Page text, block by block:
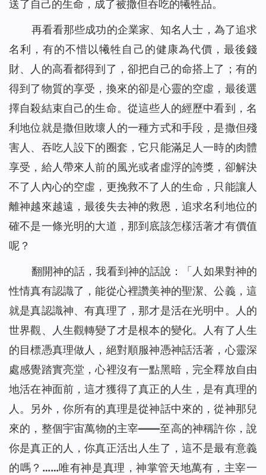
送了自己的生命，成了被撒但吞吃的犧牲品。
再看看那些成功的企業家、知名人士，為了追求
名利，有的不惜以犧牲自己的健康為代價，最後錢
財、人的高看都得到了，卻把自己的命搭上了；有的
得到了物質的享受，換來的卻是心靈的空虛，最後選
擇自殺結束自己的生命。從這些人的經歷中看到，名
利地位就是撒但敗壞人的一種方式和手段，是撒但殘
害人、吞吃人設下的圈套，它只能滿足人一時的肉體
享受，給人帶來人前的風光或者虛浮的誇獎，卻解決
不了人內心的空虛，更挽救不了人的生命，只能讓人
離神越來越遠，最後失去神的救恩，追求名利地位的
確不是一條光明的大道，那到底該怎樣活著才有價值
呢？
翻開神的話，我看到神的話說：「 人如果對神的
性情真有認識了，能從心裡讚美神的聖潔、公義，這
就是真認識神、有真理了，那才是活在光明中。人的
世界觀、人生觀轉變了才是根本的變化。人有了人生
的目標憑真理做人，絕對順服神憑神話活著，心靈深
處感覺踏實亮堂，心裡沒有一點黑暗，完全釋放自由
地活在神面前，這才獲得了真正的人生，是有真理的
人。另外，你所有的真理是從神話中來的，從神那兒
來的，整個宇宙萬物的主宰——至高的神稱許你，說
你是真正的人，你真正活出人生了，這不是最有意義
的嗎？……唯有神是真理，神掌管天地萬有，主宰一